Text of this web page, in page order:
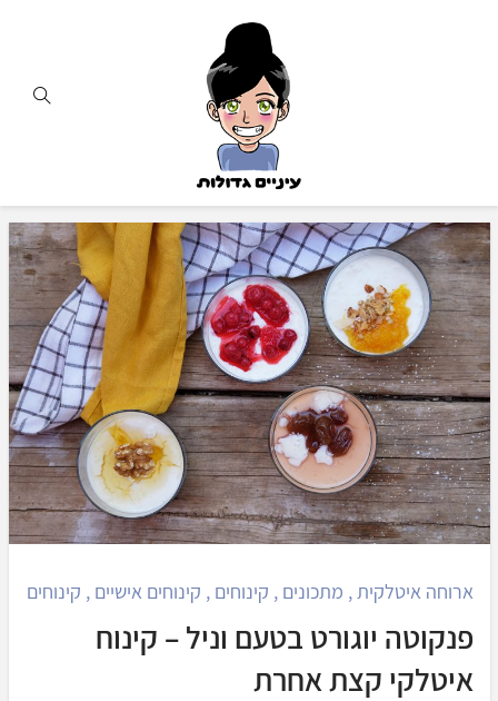
ארוחה איטלקית, מתכונים , קינוחים , קינוחים אישיים , קינוחים
פנקוטה יוגורט בטעם וניל – קינוח
איטלקי קצת אחרת